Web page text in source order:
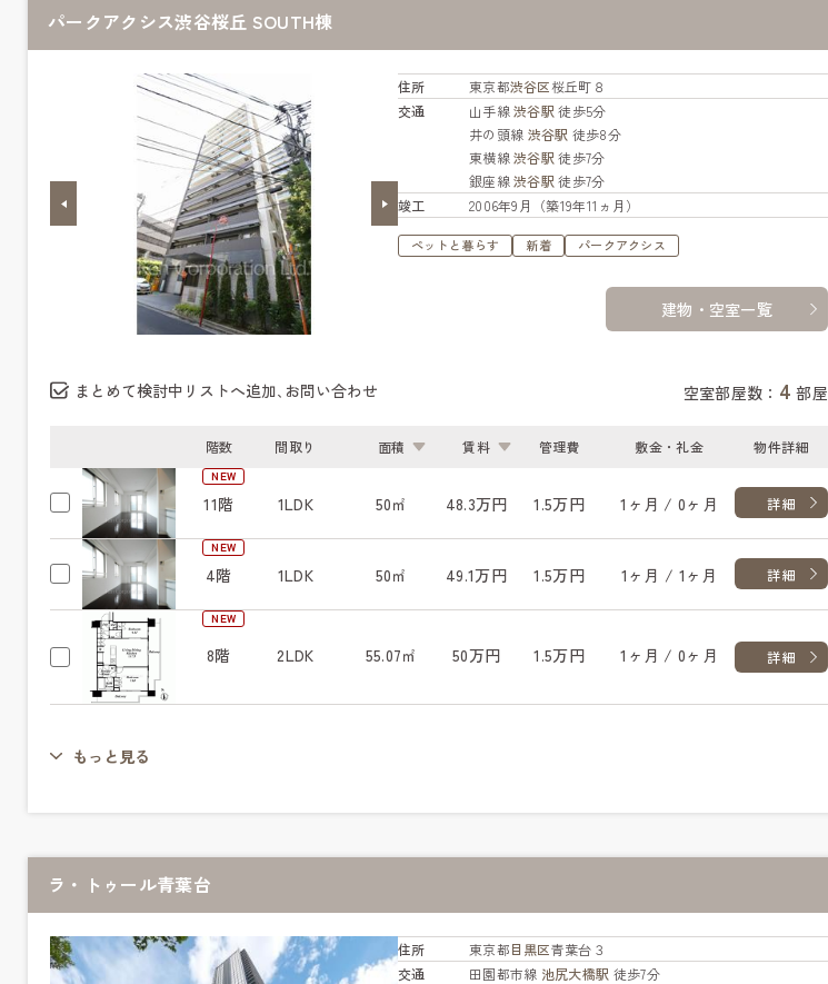
パークアクシス渋谷桜丘 SOUTH棟
住所 東京都渋谷区桜丘町８
交通
山手線渋谷駅 徒歩5分
井の頭線 渋谷駅 徒歩8分
東横線渋谷駅 徒歩7分
銀座線渋谷駅 徒歩7分
竣工
2006年9月（築19年11ヵ月）
ペットと暮らす 新着 パークアクシス
建物・空室一覧
まとめて検討中リストへ追加､お問い合わせ 空室部屋数： 4 部屋
階数 間取り 面積 賃料 管理費 敷金・礼金 物件詳細
NEW
詳細
11階 1LDK 50㎡ 48.3万円 1.5万円 1ヶ月 / 0ヶ月
NEW
詳細
4階 1LDK 50㎡ 49.1万円 1.5万円 1ヶ月 / 1ヶ月
NEW
詳細
8階 2LDK 55.07㎡ 50万円 1.5万円 1ヶ月 / 0ヶ月
もっと見る
ラ・トゥール青葉台
住所 東京都目黒区青葉台３
交通
田園都市線 池尻大橋駅 徒歩7分